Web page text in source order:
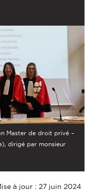
Master de droit privé –
dirigé par monsieur
à jour : 27 juin 2024